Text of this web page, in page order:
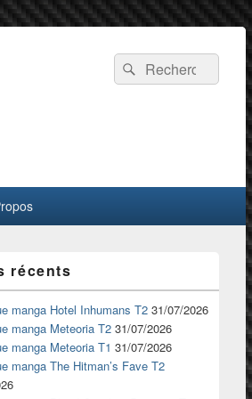
Recherche :
Rechercher
récents
manga Hotel Inhumans T2 31/07/2026
manga Meteoria T2 31/07/2026
manga Meteoria T1 31/07/2026
manga The Hitman’s Fave T2